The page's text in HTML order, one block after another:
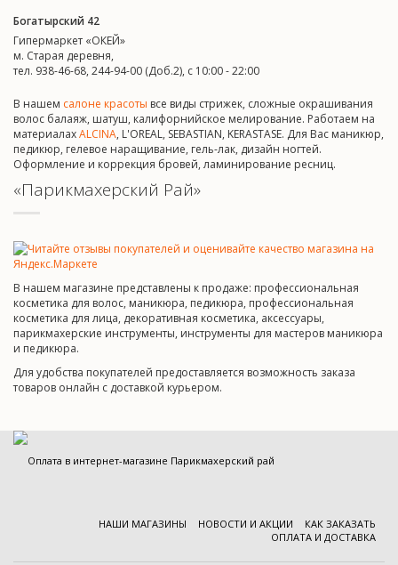
Богатырский 42
Гипермаркет «ОКЕЙ»
м. Старая деревня,
тел. 938-46-68, 244-94-00 (Доб.2), c 10:00 - 22:00
В нашем салоне красоты все виды стрижек, сложные окрашивания
волос балаяж, шатуш, калифорнийское мелирование. Работаем на
материалахALCINA, L'OREAL, SEBASTIAN, KERASTASE. Для Вас маникюр,
педикюр, гелевое наращивание, гель-лак, дизайн ногтей.
Оформление и коррекция бровей, ламинирование ресниц.
«Парикмахерский Рай»
В нашем магазине представлены к продаже: профессиональная
косметика для волос, маникюра, педикюра, профессиональная
косметика для лица, декоративная косметика, аксессуары,
парикмахерские инструменты, инструменты для мастеров маникюра
и педикюра.
Для удобства покупателей предоставляется возможность заказа
товаров онлайн с доставкой курьером.
НАШИ МАГАЗИНЫ НОВОСТИ И АКЦИИ
КАК ЗАКАЗАТЬ
ОПЛАТА И ДОСТАВКА